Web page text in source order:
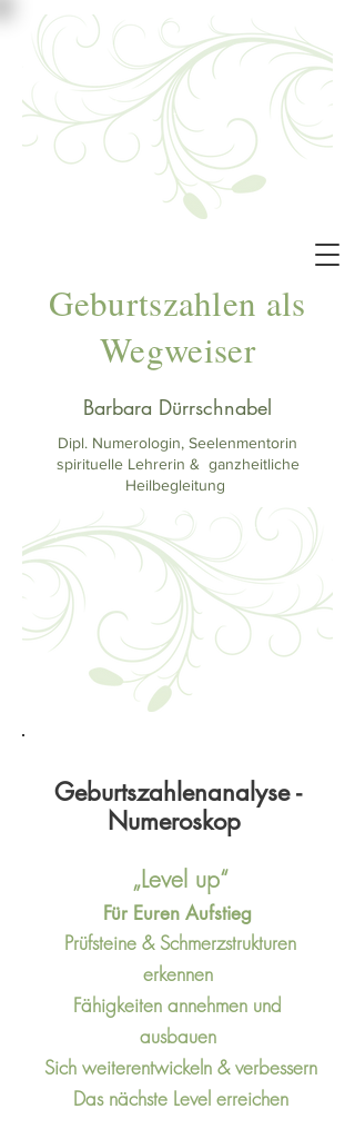
Geburtszahlen als
Wegweiser
Dipl. Numerologin, Seelenmentorin
spirituelle Lehrerin & ganzheitliche
Heilbegleitung
Barbara Dürrschnabel
Geburtszahlenanalyse -
Numeroskop
„Level up“
Für Euren Aufstieg
Prüfsteine & Schmerzstrukturen
erkennen
Fähigkeiten annehmen und
ausbauen
Sich weiterentwickeln & verbessern
Das nächste Level erreichen